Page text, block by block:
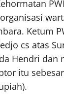
Ketum
cs atas
Hendri
itu sebesar